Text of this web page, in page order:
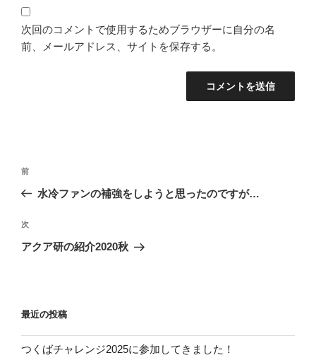
次回のコメントで使用するためブラウザーに自分の名
前、メールアドレス、サイトを保存する。
投
ナ
ビ
ゲ
ン
過
去
投
稿
前
水冷ファンの補強をしようと思ったのですが…
次
の
次
アクア研の紹介2020秋
最近の投稿
つくばチャレンジ2025に参加してきました！